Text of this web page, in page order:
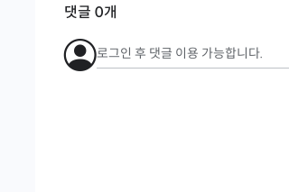
댓글 0개
로그인 후 댓글 이용 가능합니다.